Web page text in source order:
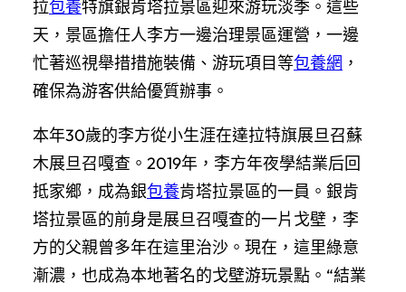
拉包養特旗銀肯塔拉景區迎來游玩淡季。這些
天，景區擔任人李方一邊治理景區運營，一邊
忙著巡視舉措措施裝備、游玩項目等包養網 ，
確保為游客供給優質辦事。
本年30歲的李方從小生涯在達拉特旗展旦召蘇
木展旦召嘎查。2019年，李方年夜學結業后回
抵家鄉，成為銀包養肯塔拉景區的一員。銀肯
塔拉景區的前身是展旦召嘎查的一片戈壁，李
方的父親曾多年在這里治沙。現在，這里綠意
漸濃，也成為本地著名的戈壁游玩景點。“結業